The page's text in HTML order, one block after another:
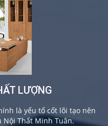
LƯỢNG
là yếu tố cốt lõi tạo nên
Nội Thất Minh Tuân.